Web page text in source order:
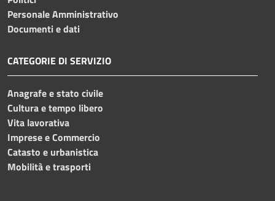
Personale Amministrativo
Documenti e dati
CATEGORIE DI SERVIZIO
Anagrafe e stato civile
Cultura e tempo libero
Vita lavorativa
Imprese e Commercio
Catasto e urbanistica
Mobilità e trasporti